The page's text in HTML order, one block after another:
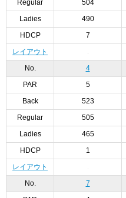
Regular 504
Ladies 490
HDCP 7
レイアウト
No. 4
PAR 5
Back 523
Regular 505
Ladies 465
HDCP 1
レイアウト
No. 7